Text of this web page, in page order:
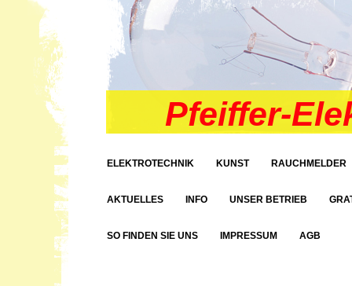
Pfeiffer-
ELEKTROTECHNIK KUNST RAUCHMELDER
AKTUELLES INFO UNSER BETRIEB
SO FINDEN SIE UNS IMPRESSUM AGB